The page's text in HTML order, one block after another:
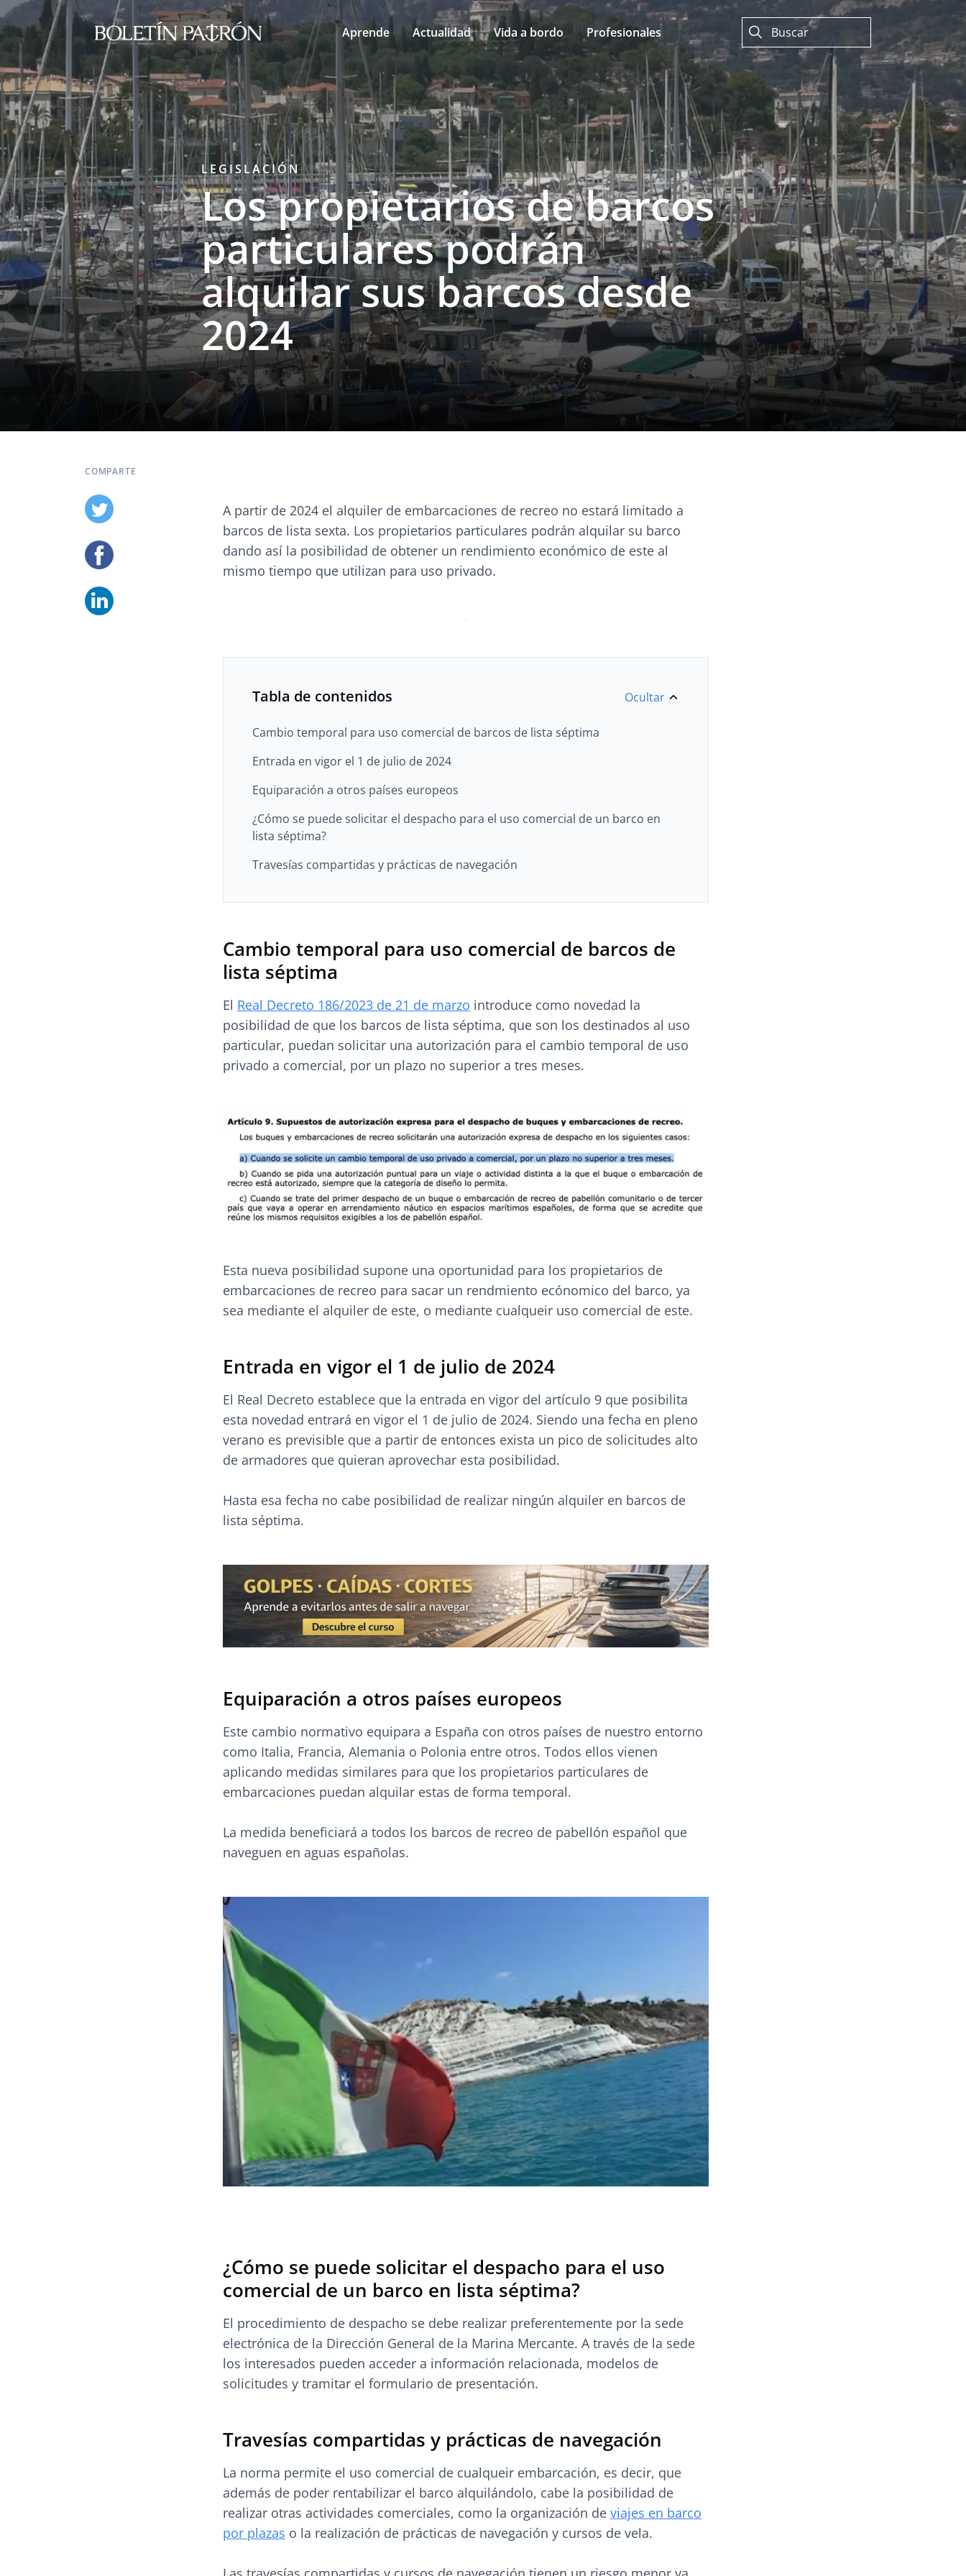
Aprende Actualidad Vida a bordo Profesionales
LEGISLACIÓN
Los propietarios de barcos
particulares podrán
alquilar sus barcos desde
2024
COMPARTE
A partir de 2024 el alquiler de embarcaciones de recreo no estará limitado a
barcos de lista sexta. Los propietarios particulares podrán alquilar su barco
dando así la posibilidad de obtener un rendimiento económico de este al
mismo tiempo que utilizan para uso privado.
Tabla de contenidos Ocultar
Cambio temporal para uso comercial de barcos de lista séptima
Entrada en vigor el 1 de julio de 2024
Equiparación a otros países europeos
¿Cómo se puede solicitar el despacho para el uso comercial de un barco en
lista séptima?
Travesías compartidas y prácticas de navegación
Cambio temporal para uso comercial de barcos de
lista séptima
El Real Decreto 186/2023 de 21 de marzo introduce como novedad la
posibilidad de que los barcos de lista séptima, que son los destinados al uso
particular, puedan solicitar una autorización para el cambio temporal de uso
privado a comercial, por un plazo no superior a tres meses.
Esta nueva posibilidad supone una oportunidad para los propietarios de
embarcaciones de recreo para sacar un rendmiento ecónomico del barco, ya
sea mediante el alquiler de este, o mediante cualqueir uso comercial de este.
Entrada en vigor el 1 de julio de 2024
El Real Decreto establece que la entrada en vigor del artículo 9 que posibilita
esta novedad entrará en vigor el 1 de julio de 2024. Siendo una fecha en pleno
verano es previsible que a partir de entonces exista un pico de solicitudes alto
de armadores que quieran aprovechar esta posibilidad.
Hasta esa fecha no cabe posibilidad de realizar ningún alquiler en barcos de
lista séptima.
Equiparación a otros países europeos
Este cambio normativo equipara a España con otros países de nuestro entorno
como Italia, Francia, Alemania o Polonia entre otros. Todos ellos vienen
aplicando medidas similares para que los propietarios particulares de
embarcaciones puedan alquilar estas de forma temporal.
La medida beneficiará a todos los barcos de recreo de pabellón español que
naveguen en aguas españolas.
¿Cómo se puede solicitar el despacho para el uso
comercial de un barco en lista séptima?
El procedimiento de despacho se debe realizar preferentemente por la sede
electrónica de la Dirección General de la Marina Mercante. A través de la sede
los interesados pueden acceder a información relacionada, modelos de
solicitudes y tramitar el formulario de presentación.
Travesías compartidas y prácticas de navegación
La norma permite el uso comercial de cualqueir embarcación, es decir, que
además de poder rentabilizar el barco alquilándolo, cabe la posibilidad de
realizar otras actividades comerciales, como la organización de viajes en barco
por plazas o la realización de prácticas de navegación y cursos de vela.